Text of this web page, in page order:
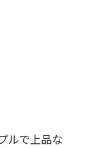
ルで上品な